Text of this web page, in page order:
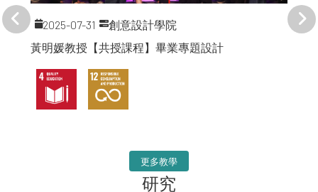
2025-07-31 創意設計學院
黃明媛教授【共授課程】畢業專題設計
更多教學
研究